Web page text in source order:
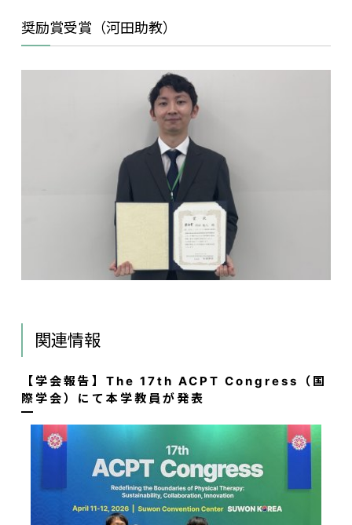
奨励賞受賞（河田助教）
関連情報
【学会報告】The 17th ACPT Congress（国
際学会）にて本学教員が発表